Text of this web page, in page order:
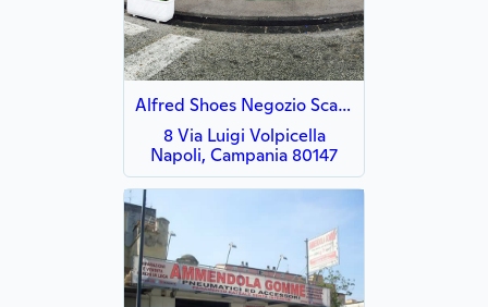
Alfred Shoes Negozio Scarpe
8 Via Luigi Volpicella
Napoli, Campania 80147